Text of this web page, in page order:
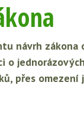
návrh
o
přes